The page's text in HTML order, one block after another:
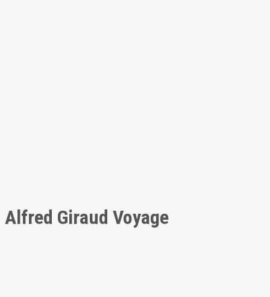
Alfred Giraud Voyage